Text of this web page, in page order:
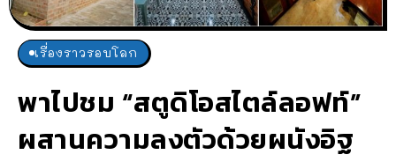
เรื่องราวรอบโลก
พาไปชม “สตูดิโอสไตล์ลอฟท์”
ผสานความลงตัวด้วยผนังอิฐ